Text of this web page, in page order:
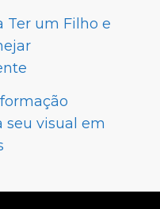
Ter um Filho e
seu visual em